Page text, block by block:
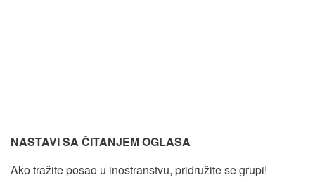
NASTAVI SA ČITANJEM OGLASA
Ako tražite posao u inostranstvu, pridružite se grupi!